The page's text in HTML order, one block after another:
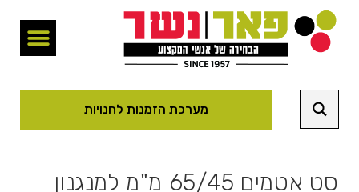
מערכת הזמנות לחנויות
סט אטמים 65/45 מ"מ למנגנון